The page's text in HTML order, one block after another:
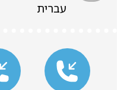
עברית